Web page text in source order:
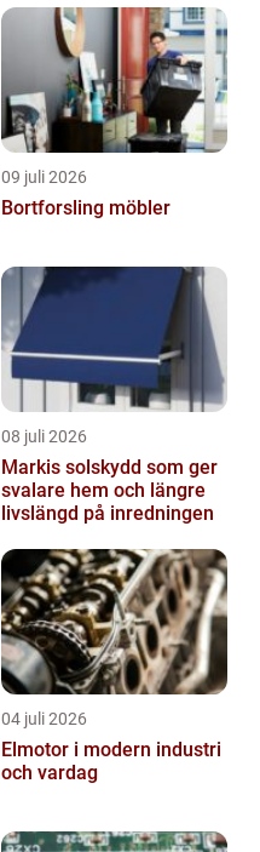
09 juli 2026
Bortforsling möbler
08 juli 2026
Markis solskydd som ger
svalare hem och längre
livslängd på inredningen
04 juli 2026
Elmotor i modern industri
och vardag